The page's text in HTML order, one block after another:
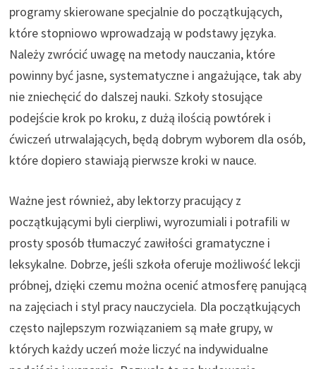
programy skierowane specjalnie do początkujących,
które stopniowo wprowadzają w podstawy języka.
Należy zwrócić uwagę na metody nauczania, które
powinny być jasne, systematyczne i angażujące, tak aby
nie zniechęcić do dalszej nauki. Szkoły stosujące
podejście krok po kroku, z dużą ilością powtórek i
ćwiczeń utrwalających, będą dobrym wyborem dla osób,
które dopiero stawiają pierwsze kroki w nauce.
Ważne jest również, aby lektorzy pracujący z
początkującymi byli cierpliwi, wyrozumiali i potrafili w
prosty sposób tłumaczyć zawiłości gramatyczne i
leksykalne. Dobrze, jeśli szkoła oferuje możliwość lekcji
próbnej, dzięki czemu można ocenić atmosferę panującą
na zajęciach i styl pracy nauczyciela. Dla początkujących
często najlepszym rozwiązaniem są małe grupy, w
których każdy uczeń może liczyć na indywidualne